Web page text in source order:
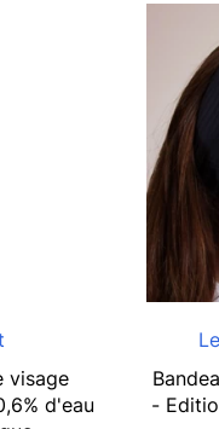
visage
d'eau
-